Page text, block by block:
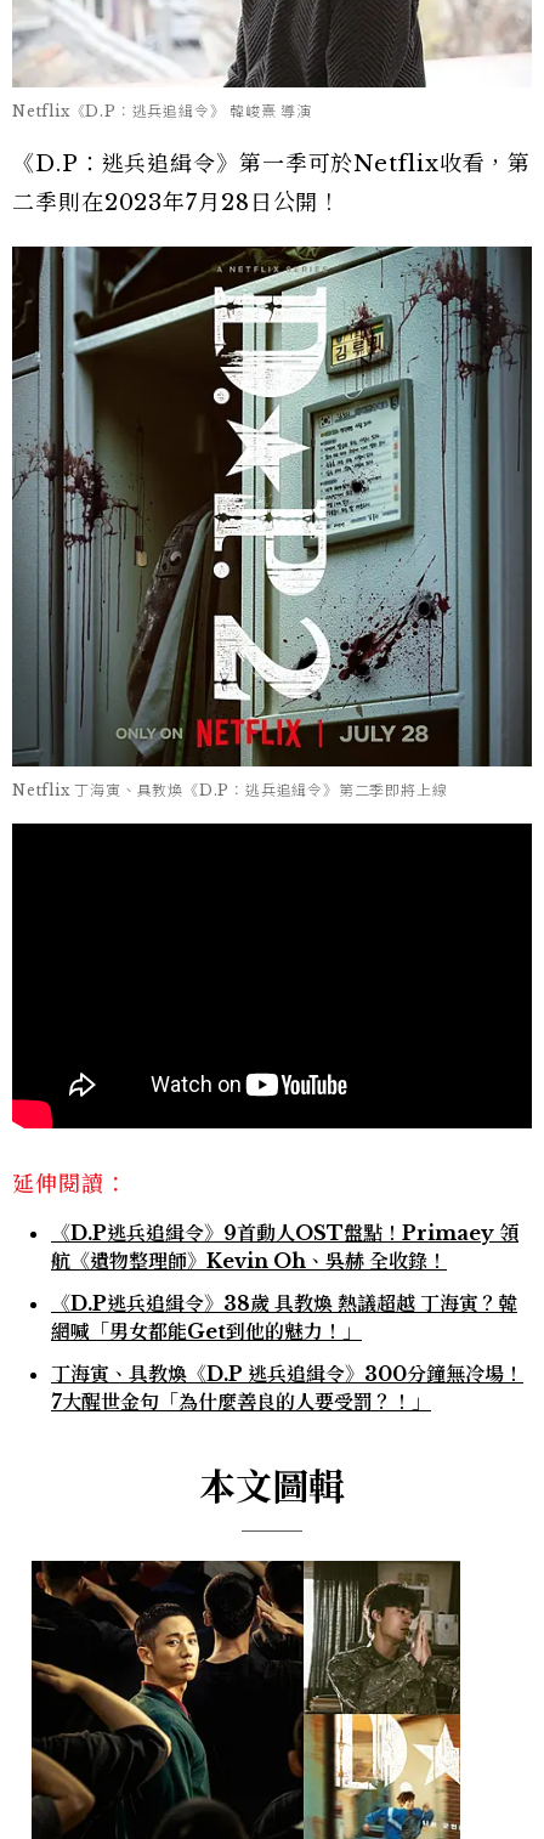
Netflix《D.P：逃兵追緝令》 韓峻熹 導演
《D.P：逃兵追緝令》第一季可於Netflix收看，第
二季則在2023年7月28日公開！
Netflix 丁海寅、具教煥《D.P：逃兵追緝令》第二季即將上線
延伸閱讀：
《D.P逃兵追緝令》9首動人OST盤點！Primaey 領
航《遺物整理師》Kevin Oh、吳赫 全收錄！
《D.P逃兵追緝令》38歲 具教煥 熱議超越 丁海寅？韓
網喊「男女都能Get到他的魅力！」
丁海寅、具教煥《D.P 逃兵追緝令》300分鐘無冷場！
7大醒世金句「為什麼善良的人要受罰？！」
本文圖輯